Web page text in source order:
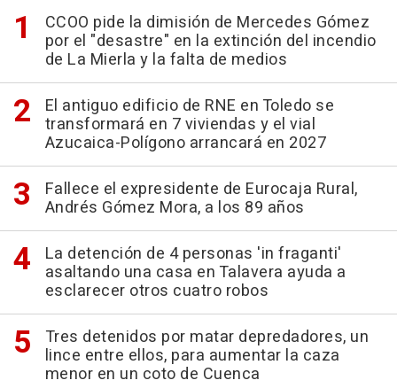
CCOO pide la dimisión de Mercedes Gómez
por el "desastre" en la extinción del incendio
de La Mierla y la falta de medios
El antiguo edificio de RNE en Toledo se
transformará en 7 viviendas y el vial
Azucaica-Polígono arrancará en 2027
Fallece el expresidente de Eurocaja Rural,
Andrés Gómez Mora, a los 89 años
La detención de 4 personas 'in fraganti'
asaltando una casa en Talavera ayuda a
esclarecer otros cuatro robos
Tres detenidos por matar depredadores, un
lince entre ellos, para aumentar la caza
menor en un coto de Cuenca